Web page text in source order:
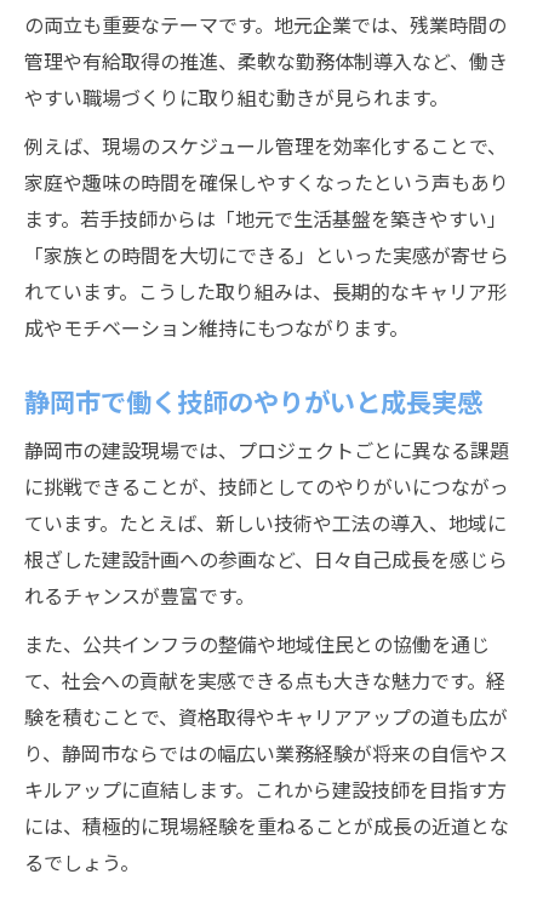
の両立も重要なテーマです。地元企業では、残業時間の
管理や有給取得の推進、柔軟な勤務体制導入など、働き
やすい職場づくりに取り組む動きが見られます。
例えば、現場のスケジュール管理を効率化することで、
家庭や趣味の時間を確保しやすくなったという声もあり
ます。若手技師からは「地元で生活基盤を築きやすい」
「家族との時間を大切にできる」といった実感が寄せら
れています。こうした取り組みは、長期的なキャリア形
成やモチベーション維持にもつながります。
静岡市で働く技師のやりがいと成長実感
静岡市の建設現場では、プロジェクトごとに異なる課題
に挑戦できることが、技師としてのやりがいにつながっ
ています。たとえば、新しい技術や工法の導入、地域に
根ざした建設計画への参画など、日々自己成長を感じら
れるチャンスが豊富です。
また、公共インフラの整備や地域住民との協働を通じ
て、社会への貢献を実感できる点も大きな魅力です。経
験を積むことで、資格取得やキャリアアップの道も広が
り、静岡市ならではの幅広い業務経験が将来の自信やス
キルアップに直結します。これから建設技師を目指す方
には、積極的に現場経験を重ねることが成長の近道とな
るでしょう。